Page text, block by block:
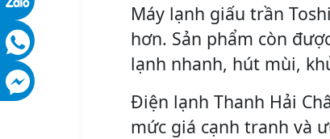
Máy lạnh giấu trần
hơn. Sản phẩm còn
lạnh nhanh, hút mùi,
Điện lạnh Thanh Hải
mức giá cạnh tranh và